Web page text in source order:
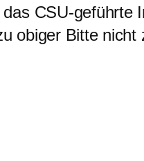
CSU-geführte
obiger Bitte